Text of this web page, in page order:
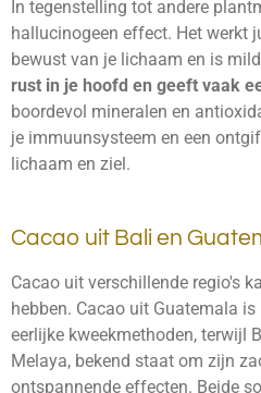
In tegenstelling tot andere
hallucinogeen effect. Het werkt
bewust van je lichaam en is
rust in je hoofd en geeft vaak
boordevol mineralen en
je immuunsysteem en een
lichaam en ziel.
Cacao uit Bali en
Cacao uit verschillende regio's
hebben. Cacao uit Guatemala
eerlijke kweekmethoden, terwijl
Melaya, bekend staat om zijn
ontspannende effecten. Beide